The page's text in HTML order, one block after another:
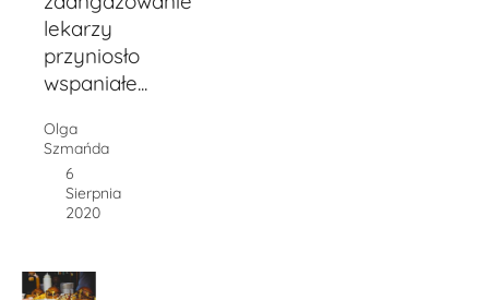
lekarzy
przyniosło
wspaniałe...
Olga
Szmańda
6
Sierpnia
2020